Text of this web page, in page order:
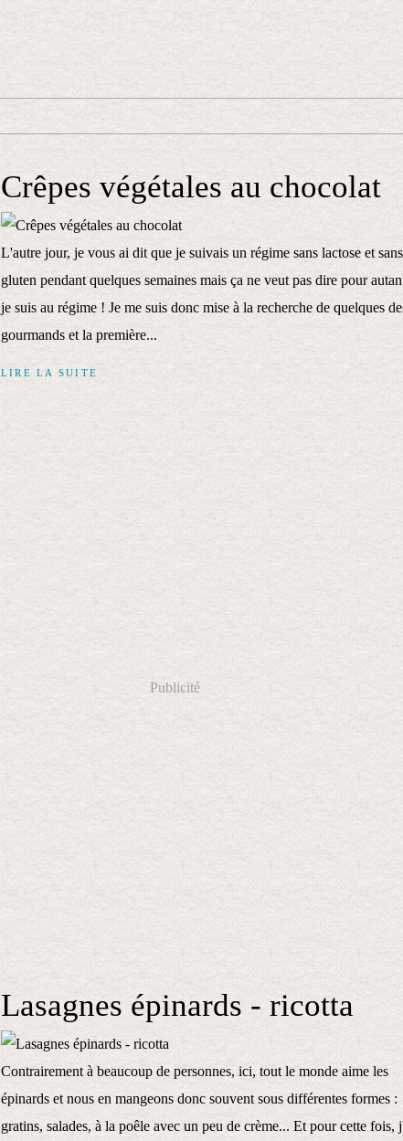
Crêpes végétales au chocolat
L'autre jour, je vous ai dit que je suivais un régime sans lactose et sans
gluten pendant quelques semaines mais ça ne veut pas dire pour
je suis au régime ! Je me suis donc mise à la recherche de quelques
gourmands et la première...
LIRE LA SUITE
Publicité
Lasagnes épinards - ricotta
Contrairement à beaucoup de personnes, ici, tout le monde aime les
épinards et nous en mangeons donc souvent sous différentes formes :
gratins, salades, à la poêle avec un peu de crème... Et pour cette fois,